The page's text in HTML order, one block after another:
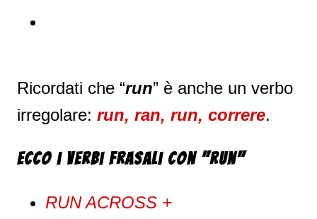
Ricordati che “run” è anche un verbo
irregolare: run, ran, run, correre.
Ecco i verbi frasali con "Run"
RUN ACROSS +